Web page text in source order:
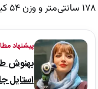
۱۷۸ سانتی‌متر و وزن ۵۴ کیلوگرم است.
پیشنهاد
بهنوش
استایل